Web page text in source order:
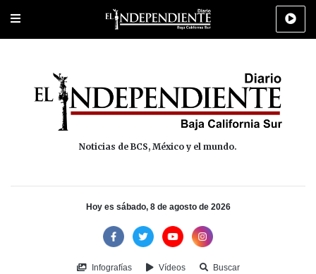
Portada Los Cabos Policiaca Deportes Cultura
Noticias de BCS, México y el mundo.
Hoy es sábado, 8 de agosto de 2026
Infografías Vídeos Buscar